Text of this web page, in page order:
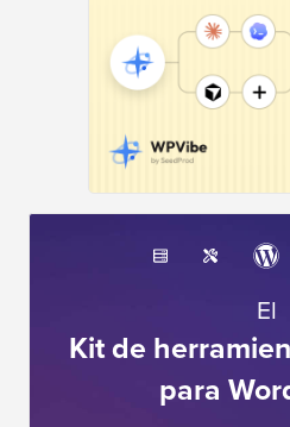
El
Kit de
para